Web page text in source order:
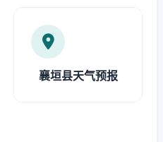
襄垣县天气预报